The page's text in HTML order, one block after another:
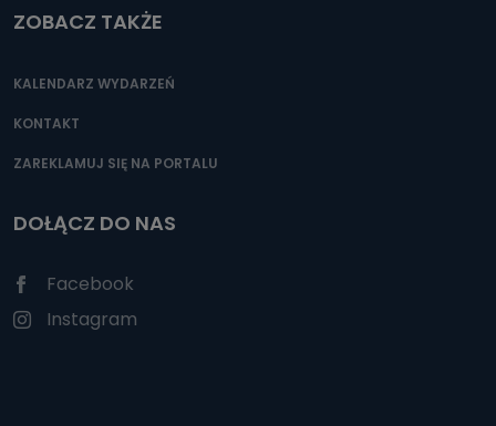
ZOBACZ TAKŻE
KALENDARZ WYDARZEŃ
KONTAKT
ZAREKLAMUJ SIĘ NA PORTALU
DOŁĄCZ DO NAS
Facebook
Instagram